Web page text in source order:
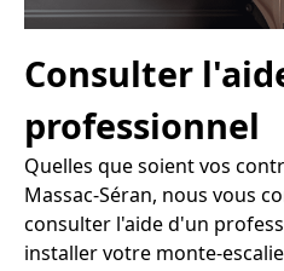
Consulter
professionnel
Quelles que soient vos
Massac-Séran, nous vous
consulter l'aide d'un
installer votre monte-